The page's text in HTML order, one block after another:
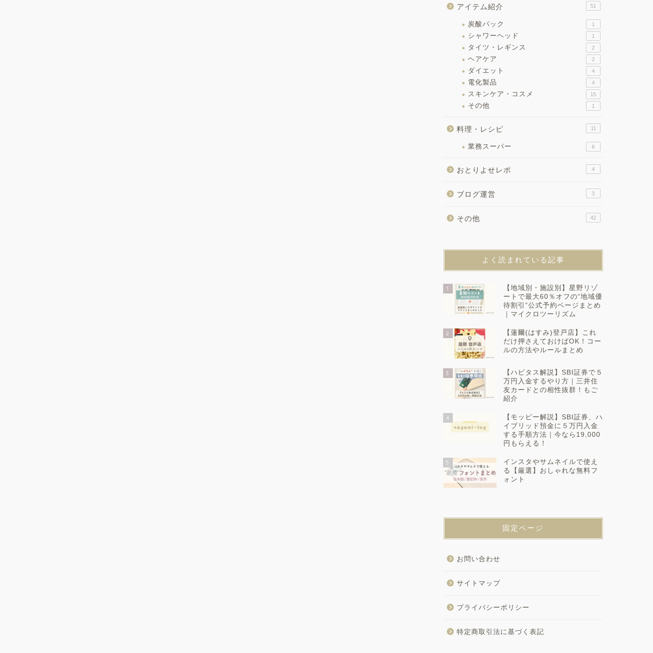
アイテム紹介 51
炭酸パック 1
シャワーヘッド 1
タイツ・レギンス 2
ヘアケア 2
ダイエット 4
電化製品 4
スキンケア・コスメ 15
その他 1
料理・レシピ 11
業務スーパー 6
おとりよせレポ 4
ブログ運営 3
その他 42
よく読まれている記事
1
【地域別・施設別】星野リゾ
ートで最大60％オフの“地域優
待割引”公式予約ページまとめ
｜マイクロツーリズム
2
【蓮爾(はすみ)登戸店】これ
だけ押さえておけばOK！コー
ルの方法やルールまとめ
3
【ハピタス解説】SBI証券で５
万円入金するやり方｜三井住
友カードとの相性抜群！もご
紹介
4
【モッピー解説】SBI証券、ハ
イブリッド預金に５万円入金
する手順方法｜今なら19,000
円もらえる！
5
インスタやサムネイルで使え
る【厳選】おしゃれな無料フ
ォント
固定ページ
お問い合わせ
サイトマップ
プライバシーポリシー
特定商取引法に基づく表記